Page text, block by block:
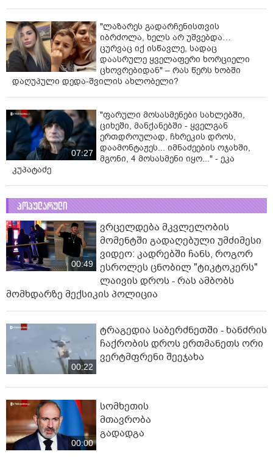
"ლაზარეს გადარჩენისთვის
იბრძოლა, ხელს არ უშვებდა…
ცურვაც იქ ისწავლე, სადაც
დაასრულე ყველაფერი ხორციელი
ცხოვრებიდან" – რას წერს ხობში
დაღუპული დედა-შვილის ახლობელი?
07:27
"ფარული მოსასმენები სახლებში,
ციხეში, მანქანებში - ყველგან
ერთდროულად, ჩხრეკის დროს,
დაამონტაჟეს... იმნაძეების ოჯახში,
მგონი, 4 მოსასმენი იყო..." - ეკა
კუპატაძე
პოპულარული
00:49
ვრცელდება მკვლელობის
მომენტში გადაღებული უმძიმესი
ვიდეო: კადრებში ჩანს, როგორ
ესროლეს ცნობილ "ტიკტოკერს"
ლაივის დროს - რას ამბობს
მომხდარზე მექსიკის პოლიცია
00:22
ტრაგედია საბერძნეთში - ხანძრის
ჩაქრობის დროს ერთმანეთს ორი
ვერტმფრენი შეეჯახა
00:00
სომხეთის
მთავრობა
გადადგა